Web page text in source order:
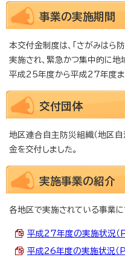
事業の実施期間
本交付金制度は、「さがみはら
実施され、緊急かつ集中的に地
平成25年度から平成27年度ま
交付団体
地区連合自主防災組織（地区
金を交付しました。
実施事業の紹介
各地区で実施されている事業に
平成27年度の実施状況
平成26年度の実施状況